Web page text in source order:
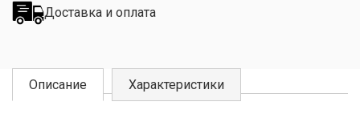
Доставка и оплата
Описание Характеристики